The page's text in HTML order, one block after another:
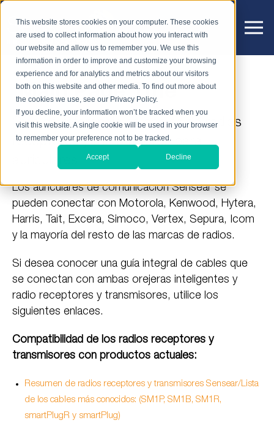
This website stores cookies on your computer. These cookies
are used to collect information about how you interact with
our website and allow us to remember you. We use this
information in order to improve and customize your browsing
experience and for analytics and metrics about our visitors
both on this website and other media. To find out more about
the cookies we use, see our Privacy Policy.
If you decline, your information won’t be tracked when you
visit this website. A single cookie will be used in your browser
to remember your preference not to be tracked.
Accept Decline
Main Page Title
Guía de referencia de cables de radios
receptores y transmisores para
Los auriculares de comunicación Sensear se
pueden conectar con Motorola, Kenwood, Hytera,
Harris, Tait, Excera, Simoco, Vertex, Sepura, Icom
y la mayoría del resto de las marcas de radios.
Si desea conocer una guía integral de cables que
se conectan con ambas orejeras inteligentes y
radio receptores y transmisores, utilice los
siguientes enlaces.
Compatibilidad de los radios receptores y
transmisores con productos actuales:
Resumen de radios receptores y transmisores Sensear/Lista
de los cables más conocidos: (SM1P, SM1B, SM1R,
smartPlugR y smartPlug)